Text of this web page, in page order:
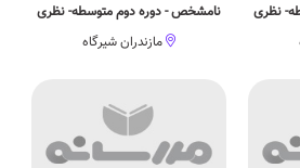
نظری
نامشخص - دوره دوم متوسطه- نظری
مازندران شیرگاه